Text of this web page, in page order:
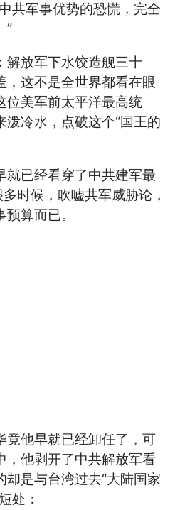
共军事优势的恐慌，完全
”
放军下水饺造舰三十
，这不是全世界都看在眼
位美军前太平洋最高统
泼冷水，点破这个“国王的
已经看穿了中共建军最
时候，吹嘘共军威胁论，
算而已。
他早就已经卸任了，可
，他剥开了中共解放军看
是与台湾过去“大陆国家
处：